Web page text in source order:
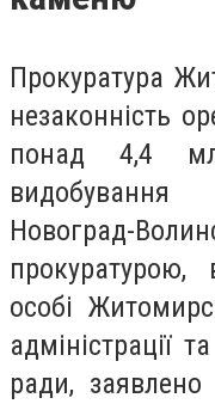
Прокуратура
незаконність
понад 4,4
Новоград-
особі
адміністрації
ради,